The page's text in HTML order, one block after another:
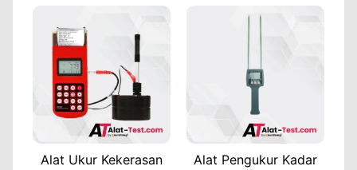
Alat Ukur Kekerasan
Alat Pengukur Kadar